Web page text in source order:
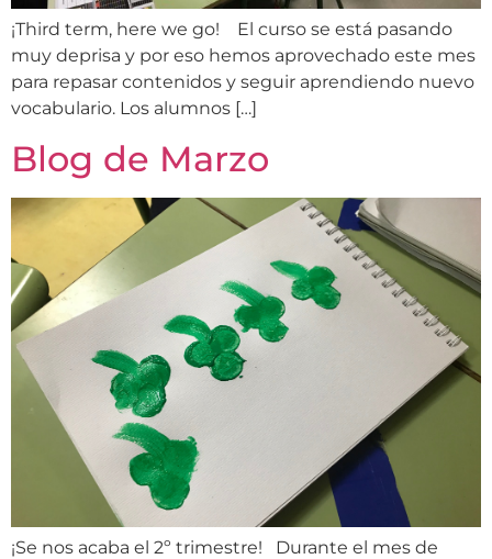
¡Third term, here we go! El curso se está pasando
muy deprisa y por eso hemos aprovechado este mes
para repasar contenidos y seguir aprendiendo nuevo
vocabulario. Los alumnos […]
Blog de Marzo
¡Se nos acaba el 2º trimestre! Durante el mes de